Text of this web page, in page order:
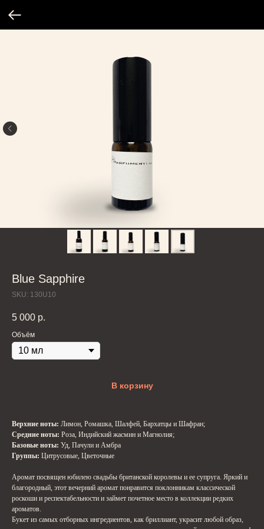
Blue Sapphire
SKU: 130U10
5 000 р.
Объём
В корзину
Верхние ноты: Лимон, Ромашка, Шалфей, Бархатцы и Шафран;
Средние ноты: Роза, Индийский жасмин и Магнолия;
Базовые ноты: Уд, Пачули и Амбра
Группы: Цитрусовые, Цветочные
Аромат посвящен юбилею свадьбы британской королевы и ее супруга. Яркий и
благородный, этот вечерний аромат понравится поклонникам классической
роскоши и респектабельности и займет почетное место в коллекции редких
ароматов.
Букет из самых отборных ингредиентов, как бриллиант, украсит любой образ,